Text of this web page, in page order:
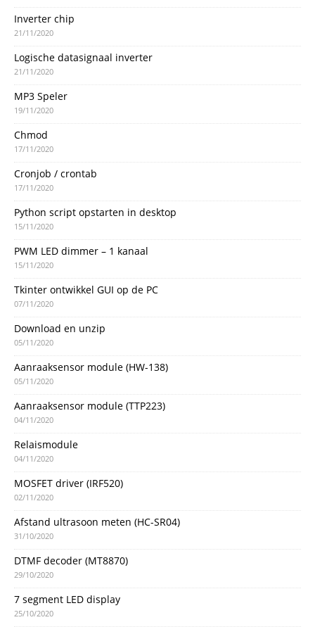
Inverter chip
21/11/2020
Logische datasignaal inverter
21/11/2020
MP3 Speler
19/11/2020
Chmod
17/11/2020
Cronjob / crontab
17/11/2020
Python script opstarten in desktop
15/11/2020
PWM LED dimmer – 1 kanaal
15/11/2020
Tkinter ontwikkel GUI op de PC
07/11/2020
Download en unzip
05/11/2020
Aanraaksensor module (HW-138)
05/11/2020
Aanraaksensor module (TTP223)
04/11/2020
Relaismodule
04/11/2020
MOSFET driver (IRF520)
02/11/2020
Afstand ultrasoon meten (HC-SR04)
31/10/2020
DTMF decoder (MT8870)
29/10/2020
7 segment LED display
25/10/2020